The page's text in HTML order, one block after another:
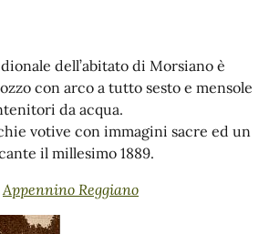
dell’abitato di Morsiano è
con arco a tutto sesto e mensole
da acqua.
votive con immagini sacre ed un
il millesimo 1889.
Appennino Reggiano